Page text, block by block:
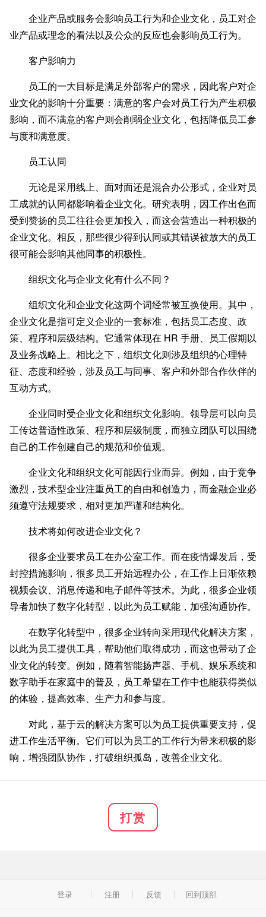
企业产品或服务会影响员工行为和企业文化，员工对企
业产品或理念的看法以及公众的反应也会影响员工行为。
客户影响力
员工的一大目标是满足外部客户的需求，因此客户对企
业文化的影响十分重要：满意的客户会对员工行为产生积极
影响，而不满意的客户则会削弱企业文化，包括降低员工参
与度和满意度。
员工认同
无论是采用线上、面对面还是混合办公形式，企业对员
工成就的认同都影响着企业文化。研究表明，因工作出色而
受到赞扬的员工往往会更加投入，而这会营造出一种积极的
企业文化。相反，那些很少得到认同或其错误被放大的员工
很可能会影响其他同事的积极性。
组织文化与企业文化有什么不同？
组织文化和企业文化这两个词经常被互换使用。其中，
企业文化是指可定义企业的一套标准，包括员工态度、政
策、程序和层级结构。它通常体现在 HR 手册、员工假期以
及业务战略上。相比之下，组织文化则涉及组织的心理特
征、态度和经验，涉及员工与同事、客户和外部合作伙伴的
互动方式。
企业同时受企业文化和组织文化影响。领导层可以向员
工传达普适性政策、程序和层级制度，而独立团队可以围绕
自己的工作创建自己的规范和价值观。
企业文化和组织文化可能因行业而异。例如，由于竞争
激烈，技术型企业注重员工的自由和创造力，而金融企业必
须遵守法规要求，相对更加严谨和结构化。
技术将如何改进企业文化？
很多企业要求员工在办公室工作。而在疫情爆发后，受
封控措施影响，很多员工开始远程办公，在工作上日渐依赖
视频会议、消息传递和电子邮件等技术。为此，很多企业领
导者加快了数字化转型，以此为员工赋能，加强沟通协作。
在数字化转型中，很多企业转向采用现代化解决方案，
以此为员工提供工具，帮助他们取得成功，而这也带动了企
业文化的转变。例如，随着智能扬声器、手机、娱乐系统和
数字助手在家庭中的普及，员工希望在工作中也能获得类似
的体验，提高效率、生产力和参与度。
对此，基于云的解决方案可以为员工提供重要支持，促
进工作生活平衡。它们可以为员工的工作行为带来积极的影
响，增强团队协作，打破组织孤岛，改善企业文化。
打赏
登录 注册 反馈 回到顶部